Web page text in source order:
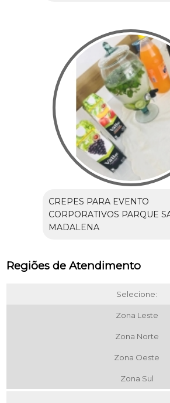
CREPES PARA EVENTO
CORPORATIVOS PARQUE
MADALENA
Regiões de Atendimento
Selecione:
Zona Leste
Zona Norte
Zona Oeste
Zona Sul